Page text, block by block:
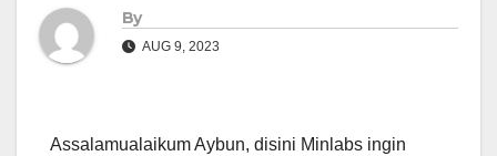
By
AUG 9, 2023
Assalamualaikum Aybun, disini Minlabs ingin